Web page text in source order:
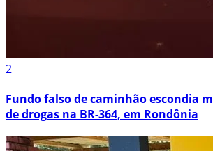
2
Fundo falso de caminhão escondia
de drogas na BR-364, em Rondônia